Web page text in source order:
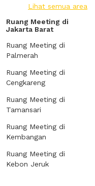
Lihat semua area
Ruang Meeting di
Jakarta Barat
Ruang Meeting di
Palmerah
Ruang Meeting di
Cengkareng
Ruang Meeting di
Tamansari
Ruang Meeting di
Kembangan
Ruang Meeting di
Kebon Jeruk